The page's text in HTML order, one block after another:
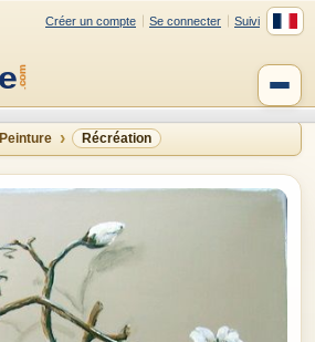
Créer un compte Se connecter Suivi
Peinture Récréation